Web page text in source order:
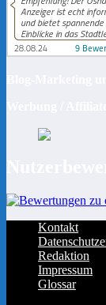
Kontakt
Redaktion
Impressum
Glossar